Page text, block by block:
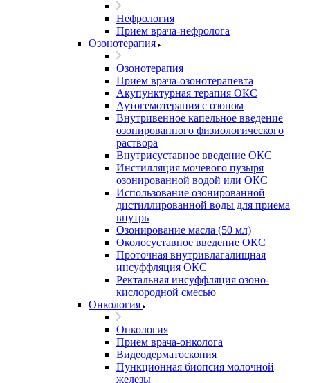
Нефрология
Прием врача-нефролога
Озонотерапия
Озонотерапия
Прием врача-озонотерапевта
Акупунктурная терапия ОКС
Аутогемотерапия с озоном
Внутривенное капельное введение
озонированного физиологического
раствора
Внутрисуставное введение ОКС
Инстилляция мочевого пузыря
озонированной водой или ОКС
Использование озонированной
дистиллированной воды для приема
внутрь
Озонирование масла (50 мл)
Околосуставное введение ОКС
Проточная внутривлагалищная
инсуффляция ОКС
Ректальная инсуффляция озоно-
кислородной смесью
Онкология
Онкология
Прием врача-онколога
Видеодерматоскопия
Пункционная биопсия молочной
железы